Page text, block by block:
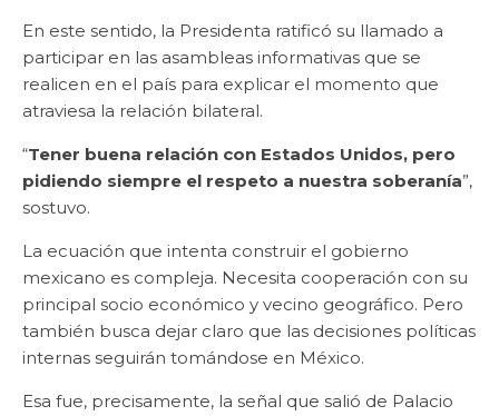
En este sentido, la Presidenta ratificó su llamado a
participar en las asambleas informativas que se
realicen en el país para explicar el momento que
atraviesa la relación bilateral.
“Tener buena relación con Estados Unidos, pero
pidiendo siempre el respeto a nuestra soberanía”,
sostuvo.
La ecuación que intenta construir el gobierno
mexicano es compleja. Necesita cooperación con su
principal socio económico y vecino geográfico. Pero
también busca dejar claro que las decisiones políticas
internas seguirán tomándose en México.
Esa fue, precisamente, la señal que salió de Palacio